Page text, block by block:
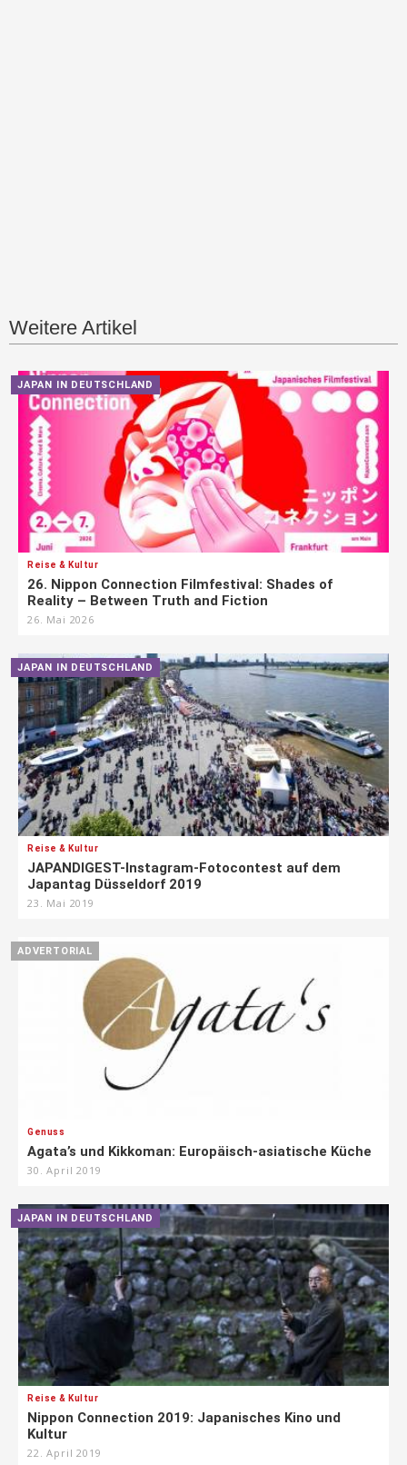
Weitere Artikel
JAPAN IN DEUTSCHLAND
Reise & Kultur
26. Nippon Connection Filmfestival: Shades of
Reality – Between Truth and Fiction
26. Mai 2026
JAPAN IN DEUTSCHLAND
Reise & Kultur
JAPANDIGEST-Instagram-Fotocontest auf dem
Japantag Düsseldorf 2019
23. Mai 2019
ADVERTORIAL
Genuss
Agata’s und Kikkoman: Europäisch-asiatische Küche
30. April 2019
JAPAN IN DEUTSCHLAND
Reise & Kultur
Nippon Connection 2019: Japanisches Kino und
Kultur
22. April 2019